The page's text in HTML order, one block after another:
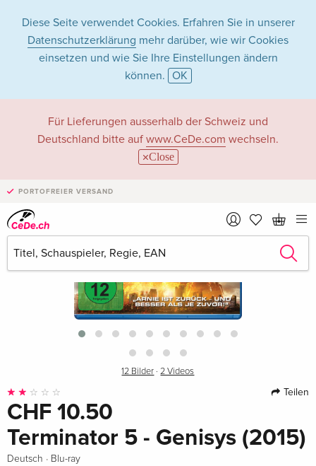
Diese Seite verwendet Cookies. Erfahren Sie in unserer
Datenschutzerklärung mehr darüber, wie wir Cookies
einsetzen und wie Sie Ihre Einstellungen ändern
können. OK
Für Lieferungen ausserhalb der Schweiz und
Deutschland bitte auf www.CeDe.com wechseln.
Close
PORTOFREIER VERSAND
›
12 Bilder ·2 Videos
Teilen
CHF 10.50
Terminator 5 - Genisys (2015)
Deutsch · Blu-ray